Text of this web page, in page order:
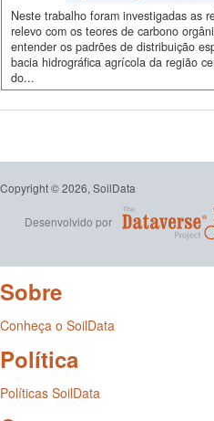
Neste trabalho foram investigadas as
relevo com os teores de carbono
entender os padrões de distribuição
bacia hidrográfica agrícola da região
do...
Copyright © 2026, SoilData
Desenvolvido por
Sobre
Conheça o SoilData
Política
Políticas SoilData